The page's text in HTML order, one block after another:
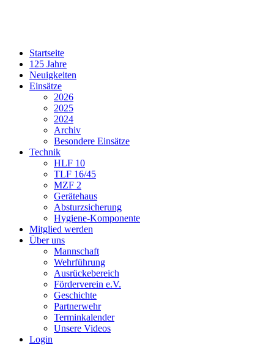
Startseite
125 Jahre
Neuigkeiten
Einsätze
2026
2025
2024
Archiv
Besondere Einsätze
Technik
HLF 10
TLF 16/45
MZF 2
Gerätehaus
Absturzsicherung
Hygiene-Komponente
Mitglied werden
Über uns
Mannschaft
Wehrführung
Ausrückebereich
Förderverein e.V.
Geschichte
Partnerwehr
Terminkalender
Unsere Videos
Login